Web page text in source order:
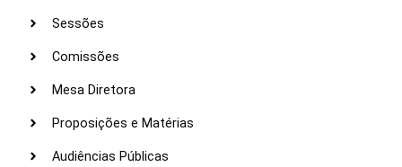
Sessões
Comissões
Mesa Diretora
Proposições e Matérias
Audiências Públicas